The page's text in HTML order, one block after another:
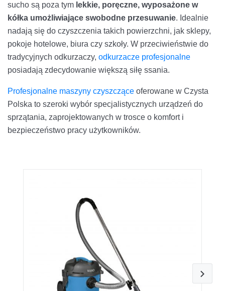
sucho są poza tym lekkie, poręczne, wyposażone w
kółka umożliwiające swobodne przesuwanie. Idealnie
nadają się do czyszczenia takich powierzchni, jak sklepy,
pokoje hotelowe, biura czy szkoły. W przeciwieństwie do
tradycyjnych odkurzaczy, odkurzacze profesjonalne
posiadają zdecydowanie większą siłę ssania.
Profesjonalne maszyny czyszczące oferowane w Czysta
Polska to szeroki wybór specjalistycznych urządzeń do
sprzątania, zaprojektowanych w trosce o komfort i
bezpieczeństwo pracy użytkowników.